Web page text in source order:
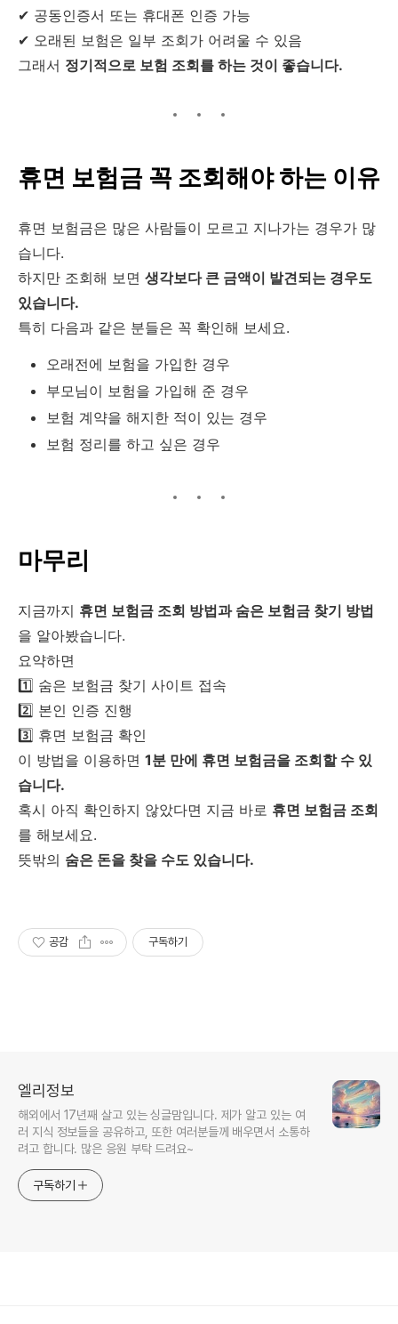
✔ 공동인증서 또는 휴대폰 인증 가능
✔ 오래된 보험은 일부 조회가 어려울 수 있음
그래서 정기적으로 보험 조회를 하는 것이 좋습니다.
휴면 보험금 꼭 조회해야 하는 이유
휴면 보험금은 많은 사람들이 모르고 지나가는 경우가 많
습니다.
하지만 조회해 보면 생각보다 큰 금액이 발견되는 경우도
있습니다.
특히 다음과 같은 분들은 꼭 확인해 보세요.
오래전에 보험을 가입한 경우
부모님이 보험을 가입해 준 경우
보험 계약을 해지한 적이 있는 경우
보험 정리를 하고 싶은 경우
마무리
지금까지 휴면 보험금 조회 방법과 숨은 보험금 찾기 방법
을 알아봤습니다.
요약하면
1️⃣ 숨은 보험금 찾기 사이트 접속
2️⃣ 본인 인증 진행
3️⃣ 휴면 보험금 확인
이 방법을 이용하면 1분 만에 휴면 보험금을 조회할 수 있
습니다.
혹시 아직 확인하지 않았다면 지금 바로 휴면 보험금 조회
를 해보세요.
뜻밖의 숨은 돈을 찾을 수도 있습니다.
공감 구독하기
엘리정보
해외에서 17년째 살고 있는 싱글맘입니다. 제가 알고 있는 여
러 지식 정보들을 공유하고, 또한 여러분들께 배우면서 소통하
려고 합니다. 많은 응원 부탁 드려요~
구독하기